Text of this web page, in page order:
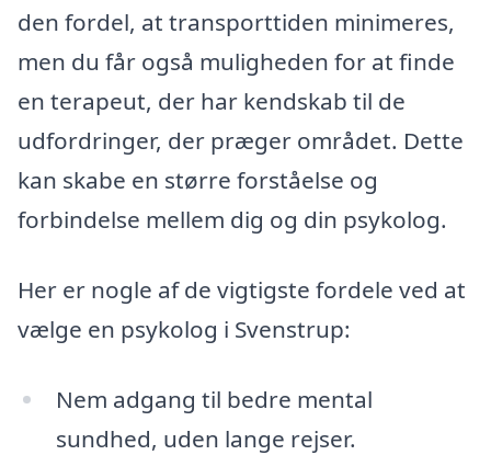
den fordel, at transporttiden minimeres,
men du får også muligheden for at finde
en terapeut, der har kendskab til de
udfordringer, der præger området. Dette
kan skabe en større forståelse og
forbindelse mellem dig og din psykolog.
Her er nogle af de vigtigste fordele ved at
vælge en psykolog i Svenstrup:
Nem adgang til bedre mental
sundhed, uden lange rejser.